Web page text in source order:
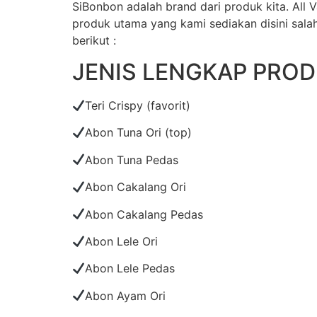
SiBonbon adalah brand dari produk kita. All
produk utama yang kami sediakan disini
berikut :
JENIS LENGKAP
Teri Crispy (favorit)
Abon Tuna Ori (top)
Abon Tuna Pedas
Abon Cakalang Ori
Abon Cakalang Pedas
Abon Lele Ori
Abon Lele Pedas
Abon Ayam Ori